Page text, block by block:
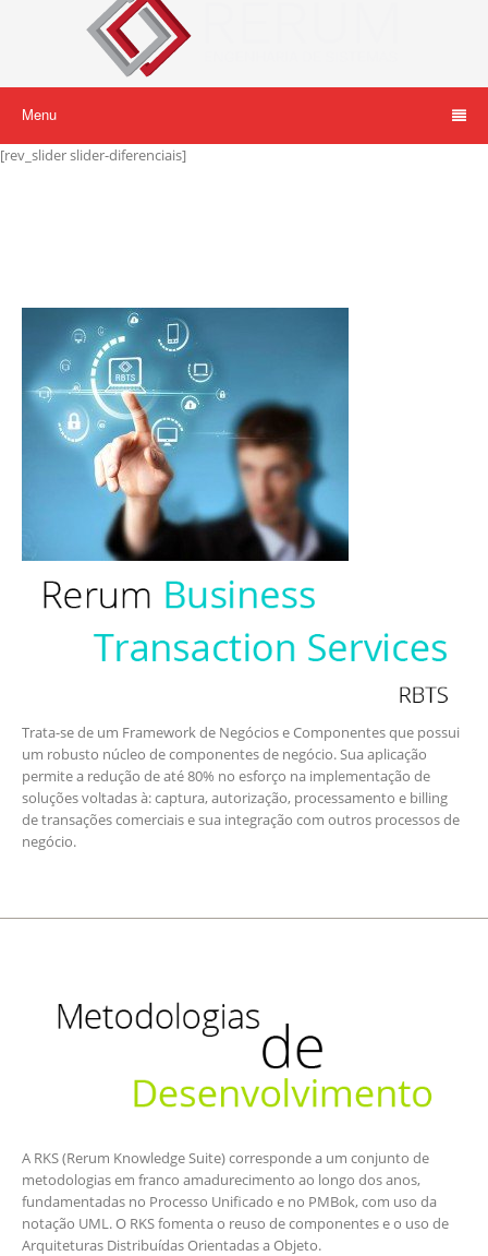
Menu
[rev_slider slider-diferenciais]
Trata-se de um Framework de Negócios e Componentes que possui
um robusto núcleo de componentes de negócio. Sua aplicação
permite a redução de até 80% no esforço na implementação de
soluções voltadas à: captura, autorização, processamento e billing
de transações comerciais e sua integração com outros processos de
negócio.
A RKS (Rerum Knowledge Suite) corresponde a um conjunto de
metodologias em franco amadurecimento ao longo dos anos,
fundamentadas no Processo Unificado e no PMBok, com uso da
notação UML. O RKS fomenta o reuso de componentes e o uso de
Arquiteturas Distribuídas Orientadas a Objeto.